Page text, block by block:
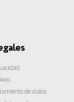
de datos